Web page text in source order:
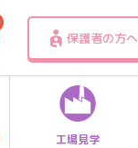
保護者の方へ
工場見学